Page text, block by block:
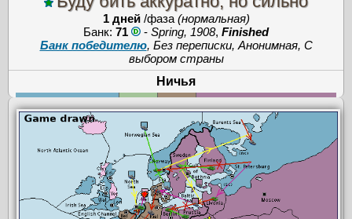
1 дней/фаза (нормальная)
Банк: 71 - Spring, 1908, Finished
Банк победителю, Без переписки, Анонимная, С
выбором страны
Ничья